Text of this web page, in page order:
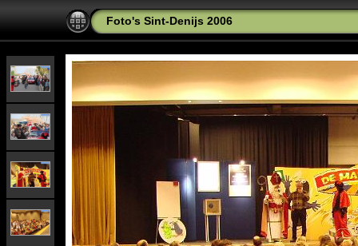
Foto's Sint-Denijs 2006